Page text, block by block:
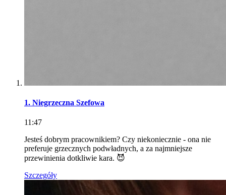
1. Niegrzeczna Szefowa
11:47
Jesteś dobrym pracownikiem? Czy niekoniecznie - ona nie
preferuje grzecznych podwładnych, a za najmniejsze
przewinienia dotkliwie kara. 😈
Szczegóły